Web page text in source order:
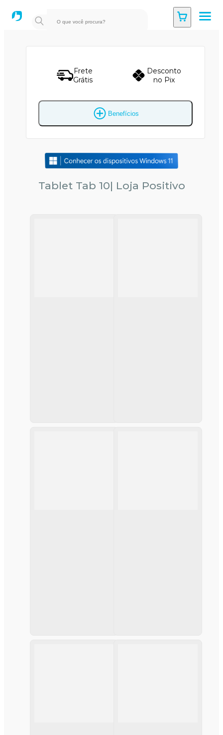
Frete
Grátis
Desconto
no Pix
Benefícios
Tablet Tab 10| Loja Positivo